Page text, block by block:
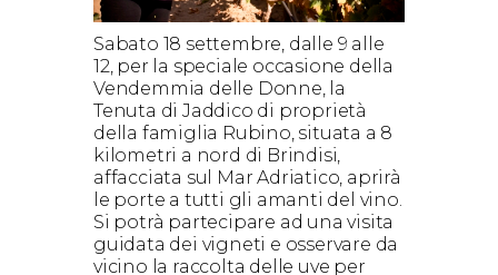
Sabato 18 settembre, dalle 9 alle
12, per la speciale occasione della
Vendemmia delle Donne, la
Tenuta di Jaddico di proprietà
della famiglia Rubino, situata a 8
kilometri a nord di Brindisi,
affacciata sul Mar Adriatico, aprirà
le porte a tutti gli amanti del vino.
Si potrà partecipare ad una visita
guidata dei vigneti e osservare da
vicino la raccolta delle uve per